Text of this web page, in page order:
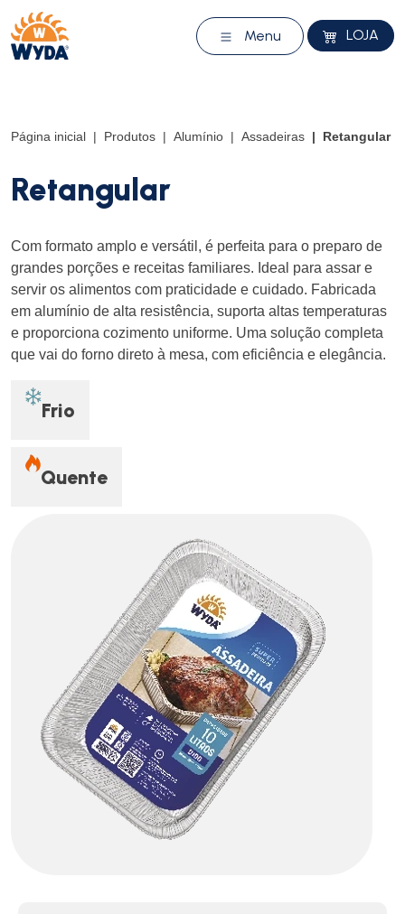
Menu LOJA
Página inicial Produtos Alumínio Assadeiras Retangular
Retangular
Com formato amplo e versátil, é perfeita para o preparo de
grandes porções e receitas familiares. Ideal para assar e
servir os alimentos com praticidade e cuidado. Fabricada
em alumínio de alta resistência, suporta altas temperaturas
e proporciona cozimento uniforme. Uma solução completa
que vai do forno direto à mesa, com eficiência e elegância.
Frio
Quente